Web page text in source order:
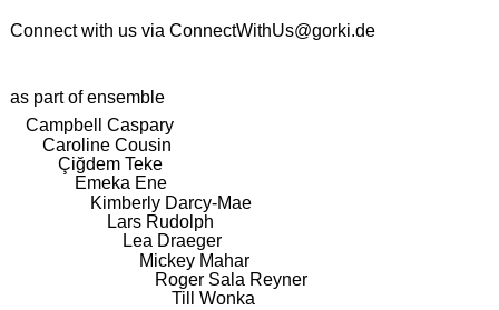
Connect with us via ConnectWithUs@gorki.de
as part of ensemble
Campbell Caspary
Caroline Cousin
Çiğdem Teke
Emeka Ene
Kimberly Darcy-Mae
Lars Rudolph
Lea Draeger
Mickey Mahar
Roger Sala Reyner
Till Wonka